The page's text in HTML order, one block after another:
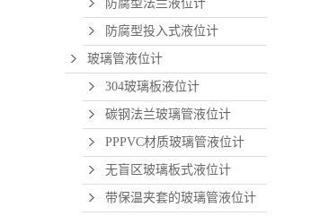
防腐型法兰液位计
防腐型投入式液位计
玻璃管液位计
304玻璃板液位计
碳钢法兰玻璃管液位计
PPPVC材质玻璃管液位计
无盲区玻璃板式液位计
带保温夹套的玻璃管液位计